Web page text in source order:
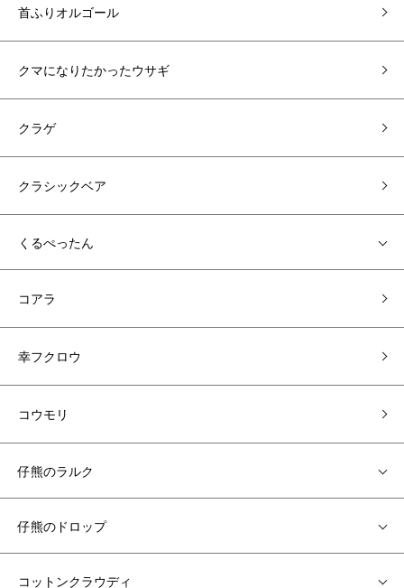
首ふりオルゴール
クマになりたかったウサギ
クラゲ
クラシックベア
くるぺったん
コアラ
幸フクロウ
コウモリ
仔熊のラルク
仔熊のドロップ
コットンクラウディ